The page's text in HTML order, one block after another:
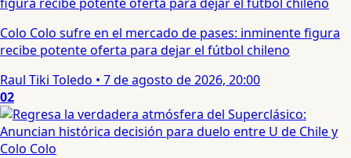
Colo Colo sufre en el mercado de pases: inminente figura
recibe potente oferta para dejar el fútbol chileno
Raul Tiki Toledo • 7 de agosto de 2026, 20:00
02